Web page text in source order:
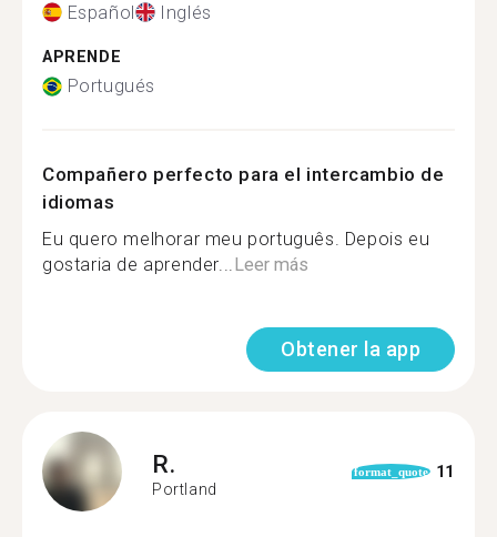
Español Inglés
APRENDE
Portugués
Compañero perfecto para el intercambio de
idiomas
Eu quero melhorar meu português. Depois eu
gostaria de aprender...Leer más
Obtener la app
R.
Portland
format_quote 11